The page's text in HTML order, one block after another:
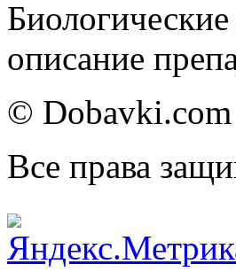
описание
©
Все права